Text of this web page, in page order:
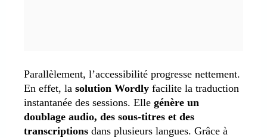
Parallèlement, l’accessibilité progresse nettement.
En effet, la solution Wordly facilite la traduction
instantanée des sessions. Elle génère un
doublage audio, des sous-titres et des
transcriptions dans plusieurs langues. Grâce à